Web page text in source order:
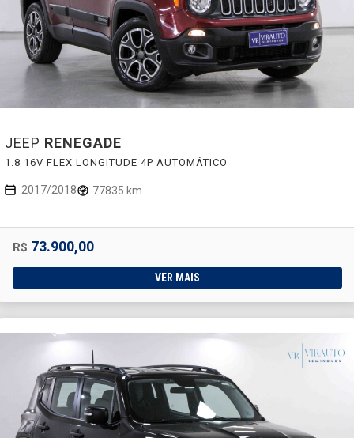
JEEP RENEGADE
1.8 16V FLEX LONGITUDE 4P AUTOMÁTICO
2017/2018 77835 km
R$ 73.900,00
VER MAIS